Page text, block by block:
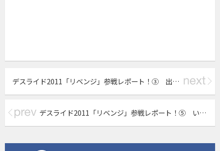
デスライド2011「リベンジ」参戦レポート！③ 出発日！デスライダーズ初の全員集結！
デスライド2011「リベンジ」参戦レポート！⑤ いよいよ本番！深夜のスタートからファーストパスへ